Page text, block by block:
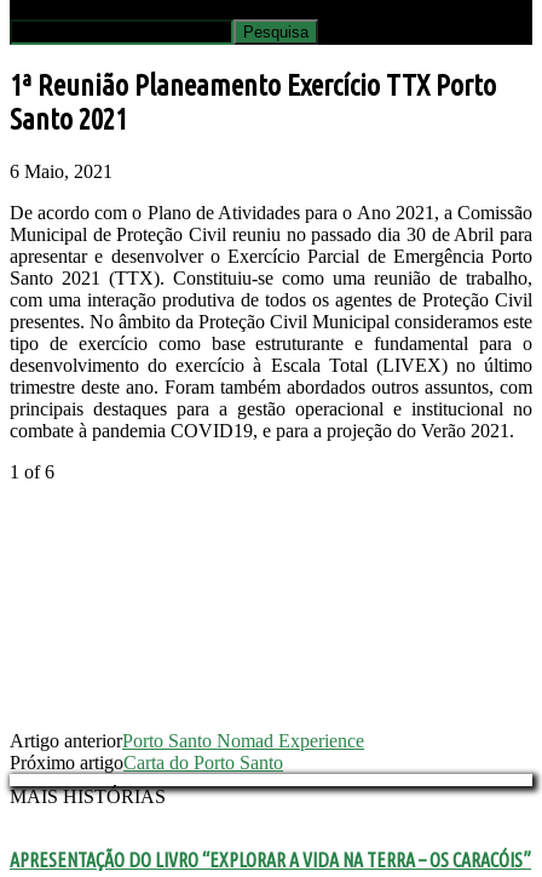
1ª Reunião Planeamento Exercício TTX Porto
Santo 2021
6 Maio, 2021
De acordo com o Plano de Atividades para o Ano 2021, a Comissão
Municipal de Proteção Civil reuniu no passado dia 30 de Abril para
apresentar e desenvolver o Exercício Parcial de Emergência Porto
Santo 2021 (TTX). Constituiu-se como uma reunião de trabalho,
com uma interação produtiva de todos os agentes de Proteção Civil
presentes. No âmbito da Proteção Civil Municipal consideramos este
tipo de exercício como base estruturante e fundamental para o
desenvolvimento do exercício à Escala Total (LIVEX) no último
trimestre deste ano. Foram também abordados outros assuntos, com
principais destaques para a gestão operacional e institucional no
combate à pandemia COVID19, e para a projeção do Verão 2021.
1 of 6
Artigo anteriorPorto Santo Nomad Experience
Próximo artigoCarta do Porto Santo
MAIS HISTÓRIAS
APRESENTAÇÃO DO LIVRO “EXPLORAR A VIDA NA TERRA – OS CARACÓIS”